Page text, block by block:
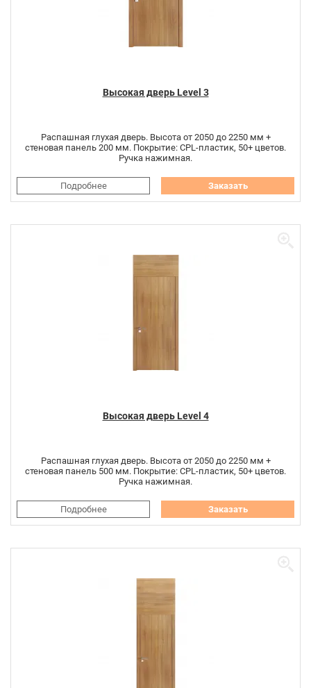
Высокая дверь Level 3
Распашная глухая дверь. Высота от 2050 до 2250 мм +
стеновая панель 200 мм. Покрытие: CPL-пластик, 50+ цветов.
Ручка нажимная.
Подробнее Заказать
Высокая дверь Level 4
Распашная глухая дверь. Высота от 2050 до 2250 мм +
стеновая панель 500 мм. Покрытие: CPL-пластик, 50+ цветов.
Ручка нажимная.
Подробнее Заказать